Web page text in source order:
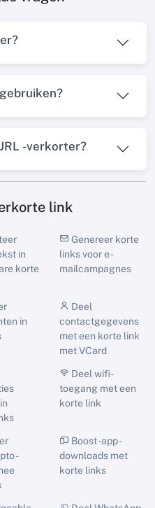
-verkorter?
link
in
korte
Genereer korte
links voor e -
mailcampagnes
in
Deel
contactgegevens
met een korte link
met VCard
Deel wifi-
toegang met een
korte link
-
Boost -app -
downloads met
korte links